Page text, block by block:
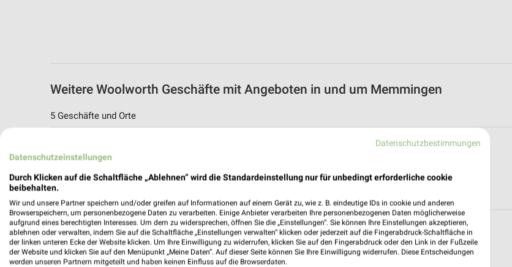
Weitere Woolworth Geschäfte mit Angeboten in und um Memmingen
5 Geschäfte und Orte
Leutkirch im Allgäu, Deutschland
Woolworth Angebote in Dietmannsried
Dietmannsried, Deutschland
Datenschutzbestimmungen
Datenschutzeinstellungen
Durch Klicken auf die Schaltfläche „Ablehnen“ wird die Standardeinstellung nur für unbedingt erforderliche cookie
beibehalten.
Wir und unsere Partner speichern und/oder greifen auf Informationen auf einem Gerät zu, wie z. B. eindeutige IDs in cookie und anderen
Browserspeichern, um personenbezogene Daten zu verarbeiten. Einige Anbieter verarbeiten Ihre personenbezogenen Daten möglicherweise
aufgrund eines berechtigten Interesses. Um dem zu widersprechen, öffnen Sie die „Einstellungen“. Sie können Ihre Einstellungen akzeptieren,
ablehnen oder verwalten, indem Sie auf die Schaltfläche „Einstellungen verwalten“ klicken oder jederzeit auf die Fingerabdruck-Schaltfläche in
der linken unteren Ecke der Website klicken. Um Ihre Einwilligung zu widerrufen, klicken Sie auf den Fingerabdruck oder den Link in der Fußzeile
der Website und klicken Sie auf den Menüpunkt „Meine Daten“. Auf dieser Seite können Sie Ihre Einwilligung widerrufen. Diese Entscheidungen
werden unseren Partnern mitgeteilt und haben keinen Einfluss auf die Browserdaten.